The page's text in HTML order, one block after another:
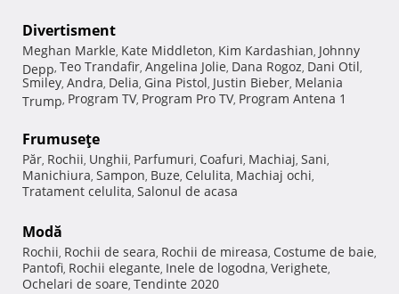
Divertisment
Meghan Markle, Kate Middleton, Kim Kardashian, Johnny
Depp, Teo Trandafir, Angelina Jolie, Dana Rogoz, Dani Otil,
Smiley, Andra, Delia, Gina Pistol, Justin Bieber, Melania
Trump, Program TV, Program Pro TV, Program Antena 1
Frumuseţe
Păr, Rochii, Unghii, Parfumuri, Coafuri, Machiaj, Sani,
Manichiura, Sampon, Buze, Celulita, Machiaj ochi,
Tratament celulita, Salonul de acasa
Modă
Rochii, Rochii de seara, Rochii de mireasa, Costume de baie,
Pantofi, Rochii elegante, Inele de logodna, Verighete,
Ochelari de soare, Tendinte 2020